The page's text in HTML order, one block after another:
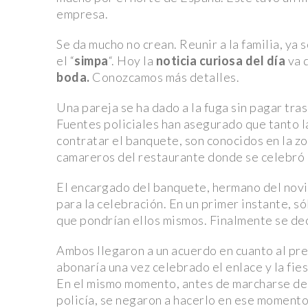
carretera
Fallece Sasha Montenegro, ícono del “Cine de
Deadpool 3: Hugh Jackman lanza un ‘dardo’ al
Ryan Reynolds le responde
¡Kansas City Chiefs se coronan como campeones
una emocionante final!
Espectacular estreno de ‘Dune: Parte Dos’ en el
alfombra roja.
Audi advierte a trabajadores: estabilidad laboral en
se decide el futuro de la huelga
empresa.
Se da mucho no crean. Reunir a la familia,
el “simpa“. Hoy la noticia curiosa del día va
boda. Conozcamos más detalles.
Una pareja se ha dado a la fuga sin pagar
Fuentes policiales han asegurado que tanto
contratar el banquete, son conocidos en la
camareros del restaurante donde se celebró
El encargado del banquete, hermano del
para la celebración. En un primer instante,
que pondrían ellos mismos. Finalmente se
Ambos llegaron a un acuerdo en cuanto al
abonaría una vez celebrado el enlace y la
En el mismo momento, antes de marcharse
policía, se negaron a hacerlo en ese